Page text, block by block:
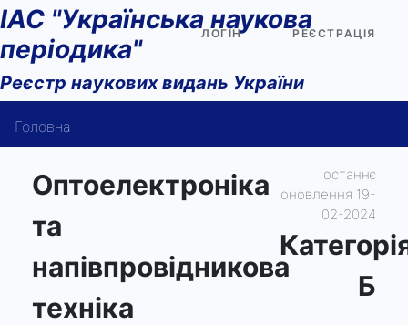
ІАС "Українська наукова
періодика"
Реєстр наукових видань України
ЛОГІН РЕЄСТРАЦІЯ
Головна
Довідка користувача
Контакти
Оптоелектроніка
та
напівпровідникова
техніка
останнє
оновлення 19-
02-2024
Б